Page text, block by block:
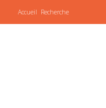
Accueil Recherche